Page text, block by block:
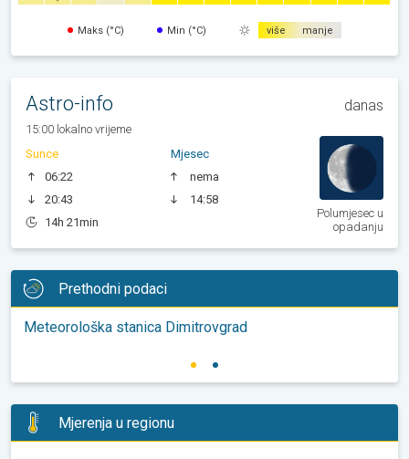
Maks (°C) Min (°C) više manje
Astro-info danas
15:00 lokalno vrijeme
Sunce
06:22
20:43
14h 21min
Mjesec
nema
14:58
Polumjesec u
opadanju
Prethodni podaci
Meteorološka stanica Dimitrovgrad
Mjerenja u regionu